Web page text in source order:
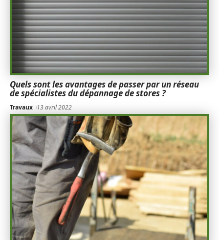
Quels sont les avantages de passer par un réseau
de spécialistes du dépannage de stores ?
Travaux 13 avril 2022